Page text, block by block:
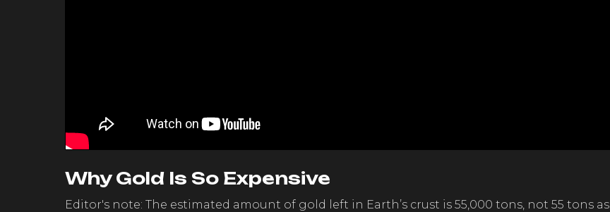
Why Gold Is So Expensive
Editor's note: The estimated amount of gold left in Earth’s crust is 55,000 tons, not 55 tons as